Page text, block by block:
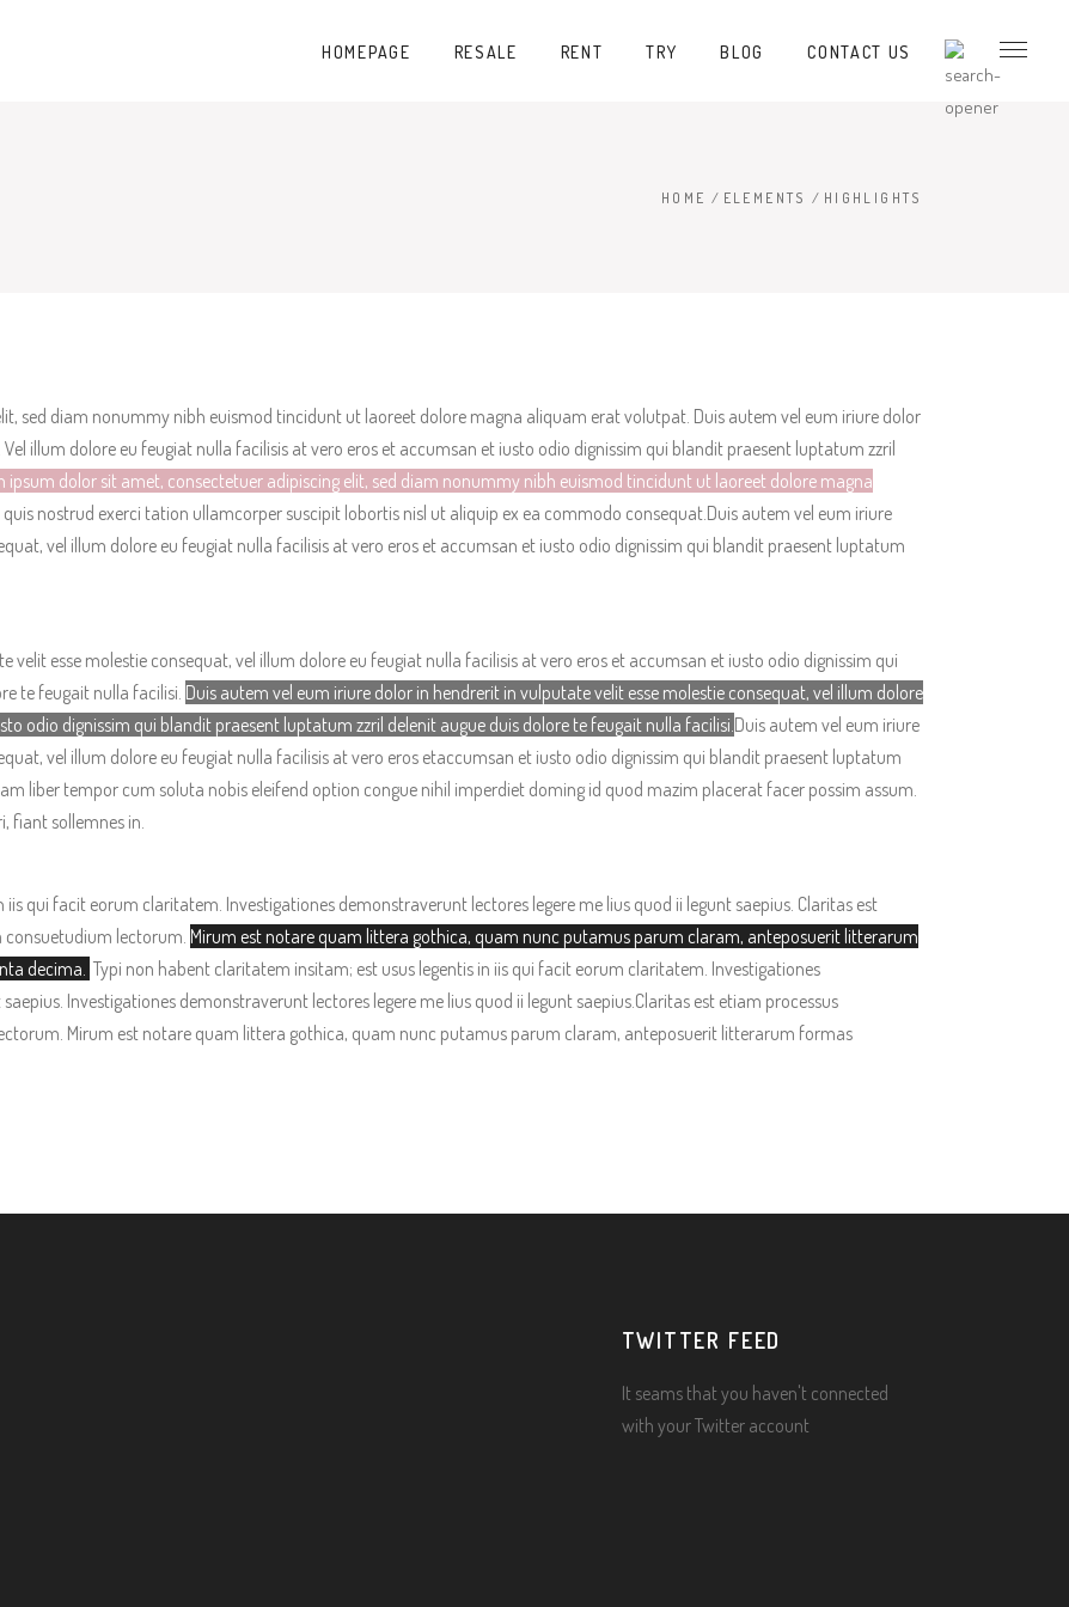
HOMEPAGE RESALE RENT TRY BLOG CONTACT US
HOME / ELEMENTS / HIGHLIGHTS
sed diam nonummy nibh euismod tincidunt ut laoreet dolore magna aliquam erat volutpat. Duis autem vel eum iriure dolor
illum dolore eu feugiat nulla facilisis at vero eros et accumsan et iusto odio dignissim qui blandit praesent luptatum zzril
ipsum dolor sit amet, consectetuer adipiscing elit, sed diam nonummy nibh euismod tincidunt ut laoreet dolore magna
nostrud exerci tation ullamcorper suscipit lobortis nisl ut aliquip ex ea commodo consequat.Duis autem vel eum iriure
vel illum dolore eu feugiat nulla facilisis at vero eros et accumsan et iusto odio dignissim qui blandit praesent luptatum
velit esse molestie consequat, vel illum dolore eu feugiat nulla facilisis at vero eros et accumsan et iusto odio dignissim qui
te feugait nulla facilisi. Duis autem vel eum iriure dolor in hendrerit in vulputate velit esse molestie consequat, vel illum dolore
odio dignissim qui blandit praesent luptatum zzril delenit augue duis dolore te feugait nulla facilisi.Duis autem vel eum iriure
vel illum dolore eu feugiat nulla facilisis at vero eros etaccumsan et iusto odio dignissim qui blandit praesent luptatum
liber tempor cum soluta nobis eleifend option congue nihil imperdiet doming id quod mazim placerat facer possim assum.
fiant sollemnes in.
iis qui facit eorum claritatem. Investigationes demonstraverunt lectores legere me lius quod ii legunt saepius. Claritas est
lectorum. Mirum est notare quam littera gothica, quam nunc putamus parum claram, anteposuerit litterarum
decima. Typi non habent claritatem insitam; est usus legentis in iis qui facit eorum claritatem. Investigationes
Investigationes demonstraverunt lectores legere me lius quod ii legunt saepius.Claritas est etiam processus
Mirum est notare quam littera gothica, quam nunc putamus parum claram, anteposuerit litterarum formas
TWITTER FEED
It seams that you haven't connected
with your Twitter account